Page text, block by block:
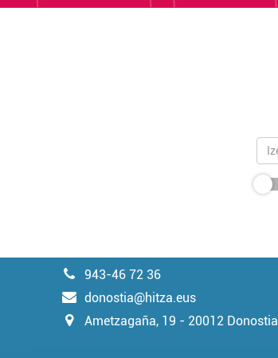
943-46 72 36
donostia@hitza.eus
Ametzagaña, 19 - 20012 Donostia